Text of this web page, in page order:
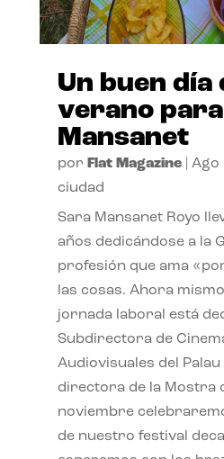
Un buen día
verano
Mansanet
por Flat Magazine| Ago
ciudad
Sara Mansanet Royo
años dedicándose a la
profesión que ama
las cosas. Ahora
jornada laboral está
Subdirectora de
Audiovisuales del Palau
directora de la Mostra
noviembre
de nuestro festival